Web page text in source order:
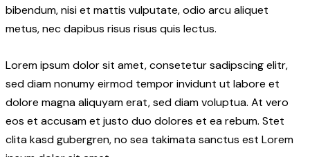
bibendum, nisi et mattis vulputate, odio arcu aliquet
metus, nec dapibus risus risus quis lectus.
Lorem ipsum dolor sit amet, consetetur sadipscing elitr,
sed diam nonumy eirmod tempor invidunt ut labore et
dolore magna aliquyam erat, sed diam voluptua. At vero
eos et accusam et justo duo dolores et ea rebum. Stet
clita kasd gubergren, no sea takimata sanctus est Lorem